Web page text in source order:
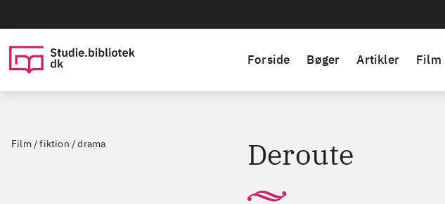
Forside Bøger Artikler Film
Film / fiktion / drama Deroute